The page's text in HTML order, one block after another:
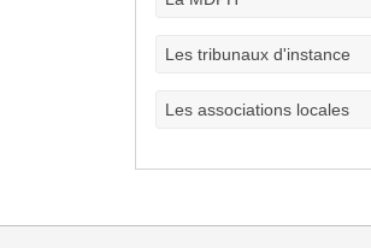
Les tribunaux d'instance
Les associations locales